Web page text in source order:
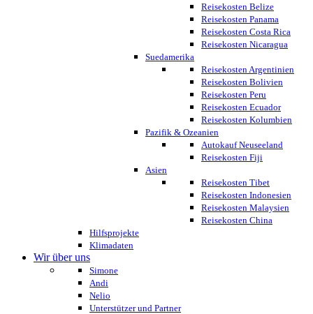
Reisekosten Belize
Reisekosten Panama
Reisekosten Costa Rica
Reisekosten Nicaragua
Suedamerika
Reisekosten Argentinien
Reisekosten Bolivien
Reisekosten Peru
Reisekosten Ecuador
Reisekosten Kolumbien
Pazifik & Ozeanien
Autokauf Neuseeland
Reisekosten Fiji
Asien
Reisekosten Tibet
Reisekosten Indonesien
Reisekosten Malaysien
Reisekosten China
Hilfsprojekte
Klimadaten
Wir über uns
Simone
Andi
Nelio
Unterstützer und Partner